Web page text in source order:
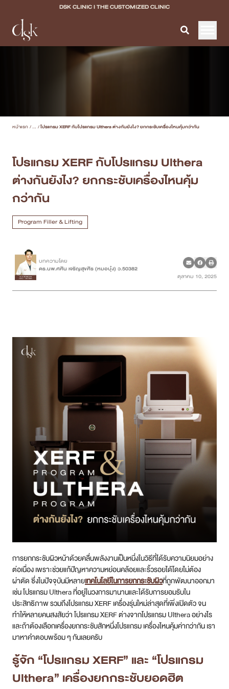
DSK CLINIC I THE CUSTOMIZED CLINIC
Program Filler & Lifting
Program Acne Scar
Program Skin Quality
Program Body Confidence
แพทย์ของเรา
เคสรีวิว
Case Review
โปรโมชั่น
รายชื่อสาขา
สาขา Siam Paragon
สาขา Stadium One
สาขา Asoke
สาขา MRT สุทธิสาร
สาขา เซ็นทรัลปิ่นเกล้า
สาขา บางนา
สาขา นครปฐม
ไทย
หน้าแรก /... /โปรแกรม XERF กับโปรแกรม Ulthera ต่างกันยังไง? ยกกระชับเครื่องไหนคุ้มกว่ากัน
โปรแกรม XERF กับโปรแกรม Ulthera
ต่างกันยังไง? ยกกระชับเครื่องไหนคุ้ม
กว่ากัน
Program Filler & Lifting
บทความโดย
ดร.นพ.ศศิน เจริญสุขศิร (หมอบุ๋ง) ว.50382
ตุลาคม 10, 2025
การยกกระชับผิวหน้าด้วยคลื่นพลังงานเป็นหนึ่งในวิธีที่ได้รับความนิยมอย่าง
ต่อเนื่อง เพราะช่วยแก้ปัญหาความหย่อนคล้อยและริ้วรอยได้โดยไม่ต้อง
ผ่าตัด ซึ่งในปัจจุบันมีหลายเทคโนโลยีในการยกกระชับผิวที่ถูกพัฒนาออกมา
เช่น โปรแกรม Ulthera ที่อยู่ในวงการมานานและได้รับการยอมรับใน
ประสิทธิภาพ รวมถึงโปรแกรม XERF เครื่องรุ่นใหม่ล่าสุดที่เพิ่งเปิดตัว จน
ทำให้หลายคนสงสัยว่า โปรแกรม XERF ต่างจากโปรแกรม Ulthera อย่างไร
และถ้าต้องเลือกเครื่องยกกระชับสักหนึ่งโปรแกรม เครื่องไหนคุ้มค่ากว่ากัน เรา
มาหาคำตอบพร้อม ๆ กันเลยครับ
รู้จัก “โปรแกรม XERF” และ “โปรแกรม
Ulthera” เครื่องยกกระชับยอดฮิต